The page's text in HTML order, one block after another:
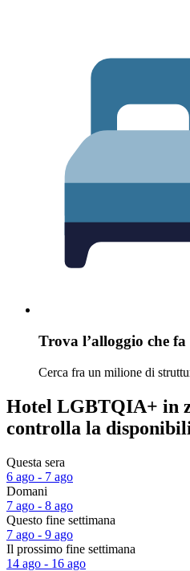
Trova l’alloggio che fa
Cerca fra un milione di
Hotel LGBTQIA+ in
controlla la
Questa sera
6 ago - 7 ago
Domani
7 ago - 8 ago
Questo fine settimana
7 ago - 9 ago
Il prossimo fine settimana
14 ago - 16 ago